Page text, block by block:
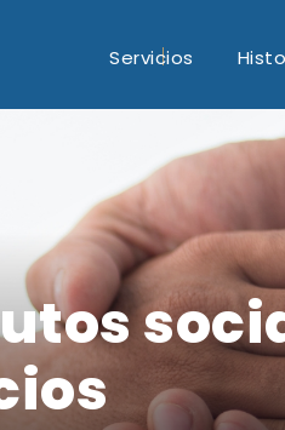
Servicios